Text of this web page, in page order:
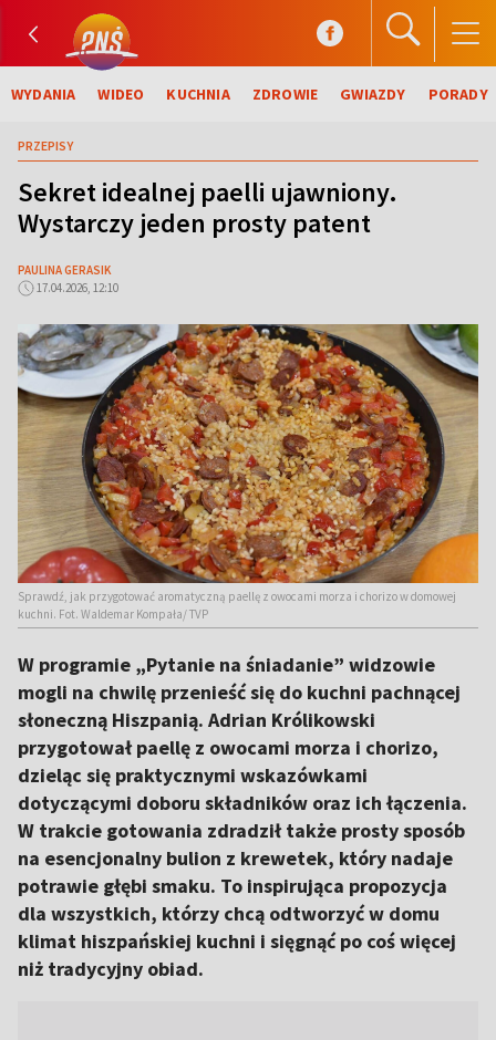
WYDANIA WIDEO KUCHNIA ZDROWIE GWIAZDY PORADY
PRZEPISY
Sekret idealnej paelli ujawniony.
Wystarczy jeden prosty patent
PAULINA GERASIK
17.04.2026, 12:10
Sprawdź, jak przygotować aromatyczną paellę z owocami morza i chorizo w domowej
kuchni. Fot. Waldemar Kompała/ TVP
W programie „Pytanie na śniadanie” widzowie
mogli na chwilę przenieść się do kuchni pachnącej
słoneczną Hiszpanią. Adrian Królikowski
przygotował paellę z owocami morza i chorizo,
dzieląc się praktycznymi wskazówkami
dotyczącymi doboru składników oraz ich łączenia.
W trakcie gotowania zdradził także prosty sposób
na esencjonalny bulion z krewetek, który nadaje
potrawie głębi smaku. To inspirująca propozycja
dla wszystkich, którzy chcą odtworzyć w domu
klimat hiszpańskiej kuchni i sięgnąć po coś więcej
niż tradycyjny obiad.